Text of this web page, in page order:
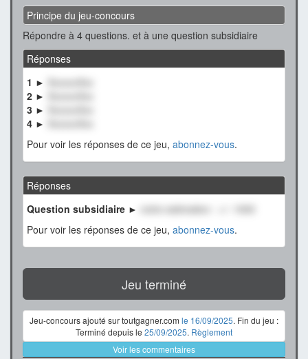
Principe du jeu-concours
Répondre à 4 questions. et à une question subsidiaire
Réponses
1 ►
2 ►
3 ►
4 ►
Pour voir les réponses de ce jeu, abonnez-vous.
Réponses
Question subsidiaire ►
notre estimation : +/- 1000
Pour voir les réponses de ce jeu, abonnez-vous.
Jeu terminé
Jeu-concours ajouté sur toutgagner.com le 16/09/2025. Fin du jeu :
Terminé depuis le 25/09/2025. Règlement
Voir les commentaires